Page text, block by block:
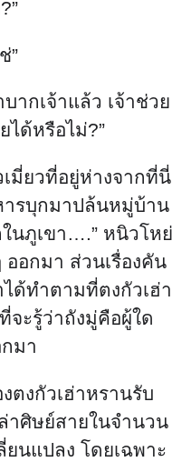
”
ากเจ้าแล้ว เจ้าช่วย
ได้หรือไม่?”
มี่ยวที่อยู่ห่างจากที่นี่
รบุกมาปล้นหมู่บ้าน
นภูเขา….” หนิวโหย่
ออกมา ส่วนเรื่องคัน
ด้ทำตามที่ตงกัวเฮ่า
จะรู้ว่าถังมู่คือผู้ใด
มา
ตงกัวเฮ่าหรานรับ
าศิษย์สายในจำนวน
ยนแปลง โดยเฉพาะ